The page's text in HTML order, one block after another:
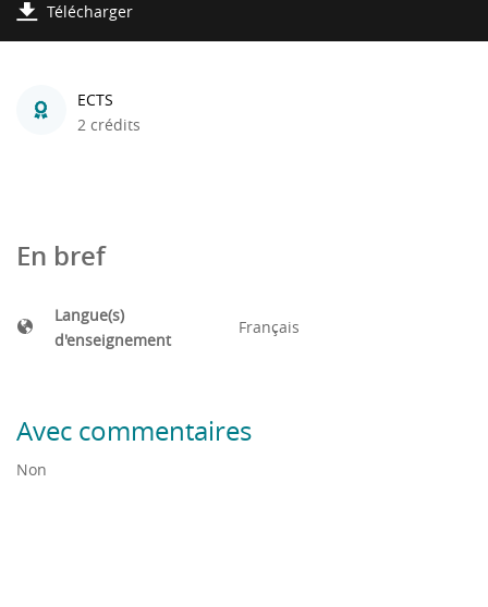
Télécharger
ECTS
2 crédits
En bref
Langue(s)
d'enseignement
Français
Avec commentaires
Non